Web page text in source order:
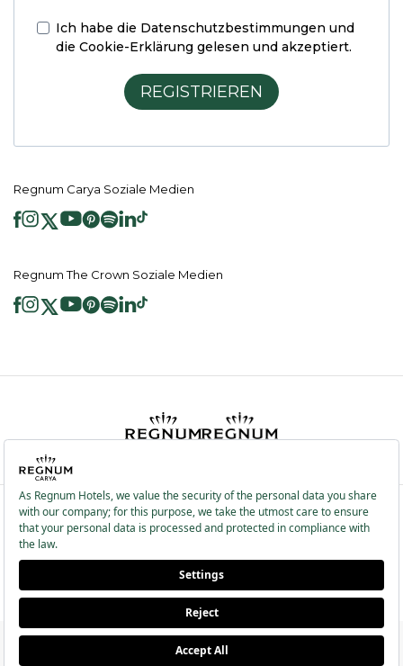
Ich habe die Datenschutzbestimmungen und
die Cookie-Erklärung gelesen und akzeptiert.
REGISTRIEREN
Regnum Carya Soziale Medien
Regnum The Crown Soziale Medien
2026 ® Regnum Hotels. Alle Rechte vorbehalten.